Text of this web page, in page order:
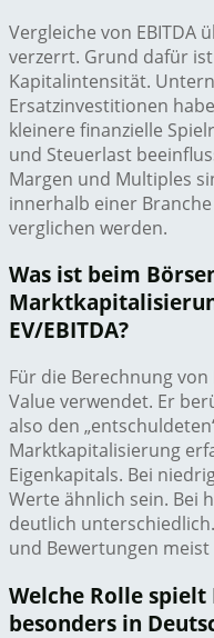
Vergleiche von EBITDA
verzerrt. Grund dafür
Kapitalintensität.
Ersatzinvestitionen
kleinere finanzielle
und Steuerlast
Margen und Multiples
innerhalb einer
verglichen werden.
Was ist beim
EV/EBITDA?
Für die Berechnung
Value verwendet. Er
also den
Marktkapitalisierung
Eigenkapitals. Bei
Werte ähnlich sein. Bei
deutlich
und Bewertungen
Welche Rolle spielt
besonders in